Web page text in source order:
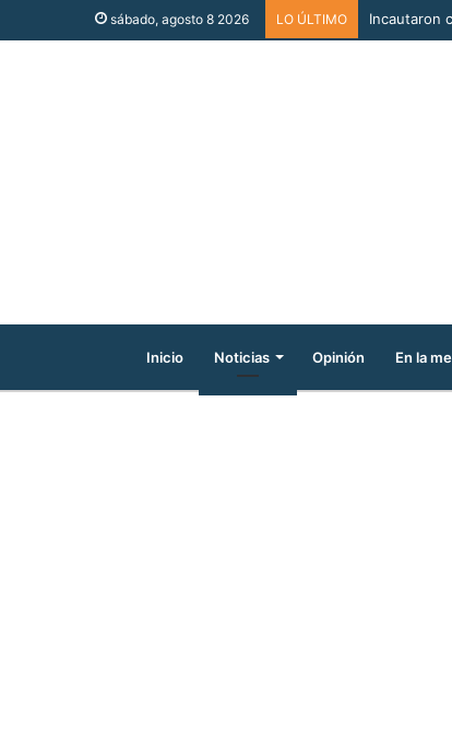
sábado, agosto 8 2026 LO ÚLTIMO Incautaron
Inicio Noticias Opinión En la